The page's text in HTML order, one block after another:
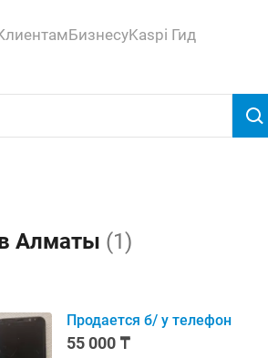
БизнесуKaspi Гид
Алматы (1)
Продается б/ у телефон
55 000 ₸